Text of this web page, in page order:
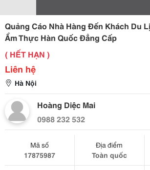
Quảng Cáo Nhà Hàng Đến Khách Du
Ẩm Thực Hàn Quốc Đẳng Cấp
( HẾT HẠN )
Liên hệ
Hà Nội
Hoàng Diệc Mai
0988 232 532
Mã số
17875987
Địa điểm
Toàn quốc